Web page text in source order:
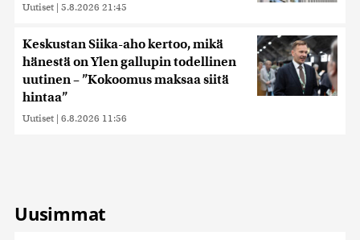
Uutiset | 5.8.2026 21:45
Keskustan Siika-aho kertoo, mikä
hänestä on Ylen gallupin todellinen
uutinen – ”Kokoomus maksaa siitä
hintaa”
Uutiset | 6.8.2026 11:56
Uusimmat